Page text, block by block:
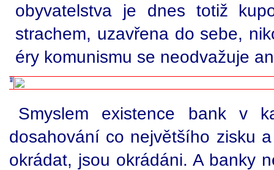
obyvatelstva je dnes totiž
strachem, uzavřena do sebe,
éry komunismu se neodvažuje
Smyslem existence bank v
dosahování co největšího zisku
okrádat, jsou okrádáni. A banky